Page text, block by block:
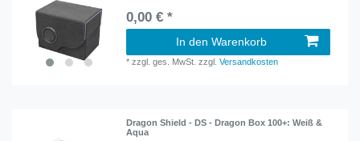
0,00 € *
In den Warenkorb
*zzgl. ges. MwSt. zzgl.Versandkosten
Dragon Shield - DS - Dragon Box 100+: Weiß &
Aqua